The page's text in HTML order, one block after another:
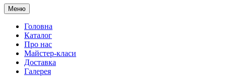
Меню
Головна
Каталог
Про нас
Майстер-класи
Доставка
Галерея